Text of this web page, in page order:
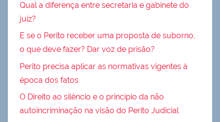
Qual a diferença entre secretaria e gabinete do
juiz?
E se o Perito receber uma proposta de suborno,
o que deve fazer? Dar voz de prisão?
Perito precisa aplicar as normativas vigentes à
época dos fatos
O Direito ao silêncio e o princípio da não
autoincriminação na visão do Perito Judicial